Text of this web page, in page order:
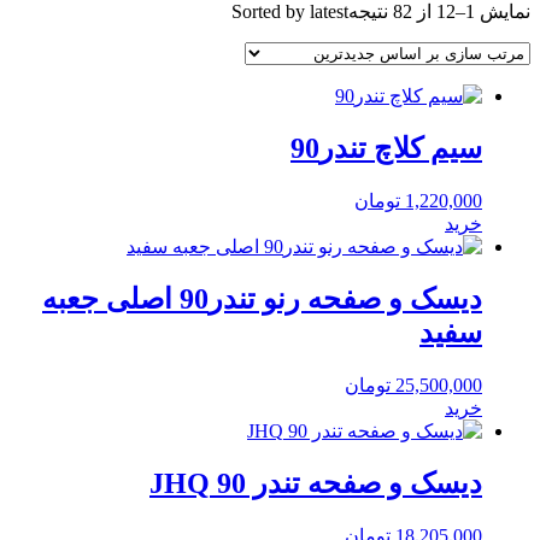
نمایش 1–12 از 82 نتیجه Sorted by latest
سیم کلاچ تندر90
1,220,000 تومان
خرید
دیسک و صفحه رنو تندر90 اصلی جعبه
سفید
25,500,000 تومان
خرید
دیسک و صفحه تندر 90 JHQ
18,205,000 تومان